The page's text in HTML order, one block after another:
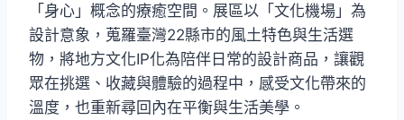
「身心」概念的療癒空間。展區以「文化機場」為
設計意象，蒐羅臺灣22縣市的風土特色與生活選
物，將地方文化IP化為陪伴日常的設計商品，讓觀
眾在挑選、收藏與體驗的過程中，感受文化帶來的
溫度，也重新尋回內在平衡與生活美學。